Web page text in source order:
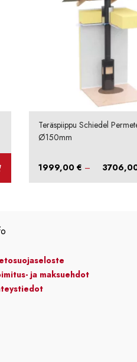
Teräspiippu Schiedel
Ø150mm
1999,00€ –
ja maksuehdot